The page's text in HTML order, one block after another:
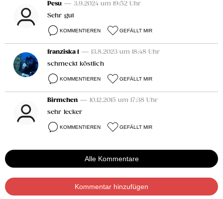
Pesu — 3.9.2024 um 19:52 Uhr
Sehr gut
KOMMENTIEREN GEFÄLLT MIR
franziska 1 — 13.8.2023 um 18:48 Uhr
schmeckt köstlich
KOMMENTIEREN GEFÄLLT MIR
Birmchen — 10.12.2015 um 17:38 Uhr
sehr lecker
KOMMENTIEREN GEFÄLLT MIR
Alle Kommentare
Kommentar hinzufügen